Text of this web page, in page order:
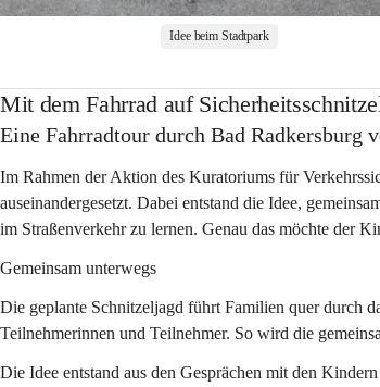
Idee beim Stadtpark
Mit dem Fahrrad auf
Eine Fahrradtour durch Bad Radkersburg
Im Rahmen der Aktion des Kuratoriums für
auseinandergesetzt. Dabei entstand die Idee,
im Straßenverkehr zu lernen. Genau das möchte der
Gemeinsam unterwegs
Die geplante Schnitzeljagd führt Familien quer durch
Teilnehmerinnen und Teilnehmer. So wird die
Die Idee entstand aus den Gesprächen mit den